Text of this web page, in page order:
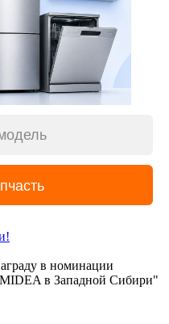
в номинации
в Западной Сибири"